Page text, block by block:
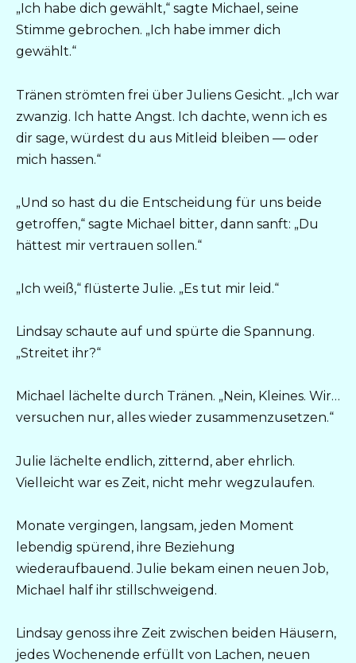
„Ich habe dich gewählt,“ sagte Michael, seine
Stimme gebrochen. „Ich habe immer dich
gewählt.“
Tränen strömten frei über Juliens Gesicht. „Ich war
zwanzig. Ich hatte Angst. Ich dachte, wenn ich es
dir sage, würdest du aus Mitleid bleiben — oder
mich hassen.“
„Und so hast du die Entscheidung für uns beide
getroffen,“ sagte Michael bitter, dann sanft: „Du
hättest mir vertrauen sollen.“
„Ich weiß,“ flüsterte Julie. „Es tut mir leid.“
Lindsay schaute auf und spürte die Spannung.
„Streitet ihr?“
Michael lächelte durch Tränen. „Nein, Kleines. Wir…
versuchen nur, alles wieder zusammenzusetzen.“
Julie lächelte endlich, zitternd, aber ehrlich.
Vielleicht war es Zeit, nicht mehr wegzulaufen.
Monate vergingen, langsam, jeden Moment
lebendig spürend, ihre Beziehung
wiederaufbauend. Julie bekam einen neuen Job,
Michael half ihr stillschweigend.
Lindsay genoss ihre Zeit zwischen beiden Häusern,
jedes Wochenende erfüllt von Lachen, neuen